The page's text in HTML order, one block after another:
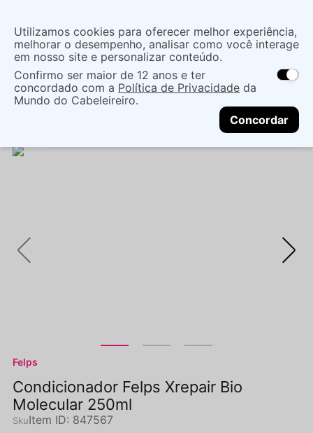
localização
As ofertas e opções de entrega variam de
acordo com a região.Não sei meu CEP
CONTINUAR
O que você procura?
Cabelo Marcas Tradicionais
Condicionador
CONDICIONADOR FELPS XREPAIR BIO MOLECULAR
Felps
Condicionador Felps Xrepair Bio
Molecular 250ml
Item ID: 847567
Utilizamos cookies para oferecer melhor experiência,
melhorar o desempenho, analisar como você interage
em nosso site e personalizar conteúdo.
Confirmo ser maior de 12 anos e ter
concordado com a Política de Privacidade da
Mundo do Cabeleireiro.
Concordar